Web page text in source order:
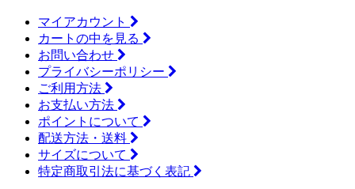
マイアカウント
カートの中を見る
お問い合わせ
プライバシーポリシー
ご利用方法
お支払い方法
ポイントについて
配送方法・送料
サイズについて
特定商取引法に基づく表記